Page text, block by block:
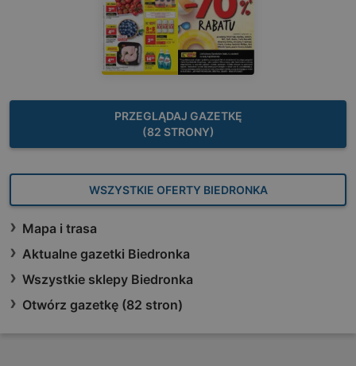
PRZEGLĄDAJ GAZETKĘ
(82 STRONY)
WSZYSTKIE OFERTY BIEDRONKA
Mapa i trasa
Aktualne gazetki Biedronka
Wszystkie sklepy Biedronka
Otwórz gazetkę (82 stron)